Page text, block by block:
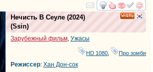
смотреть
Нечисть В Сеуле (2024)
(Ssin)
Зарубежный фильм, Ужасы
HD 1080 Про зомби
Режиссер: Хан Дон-сок